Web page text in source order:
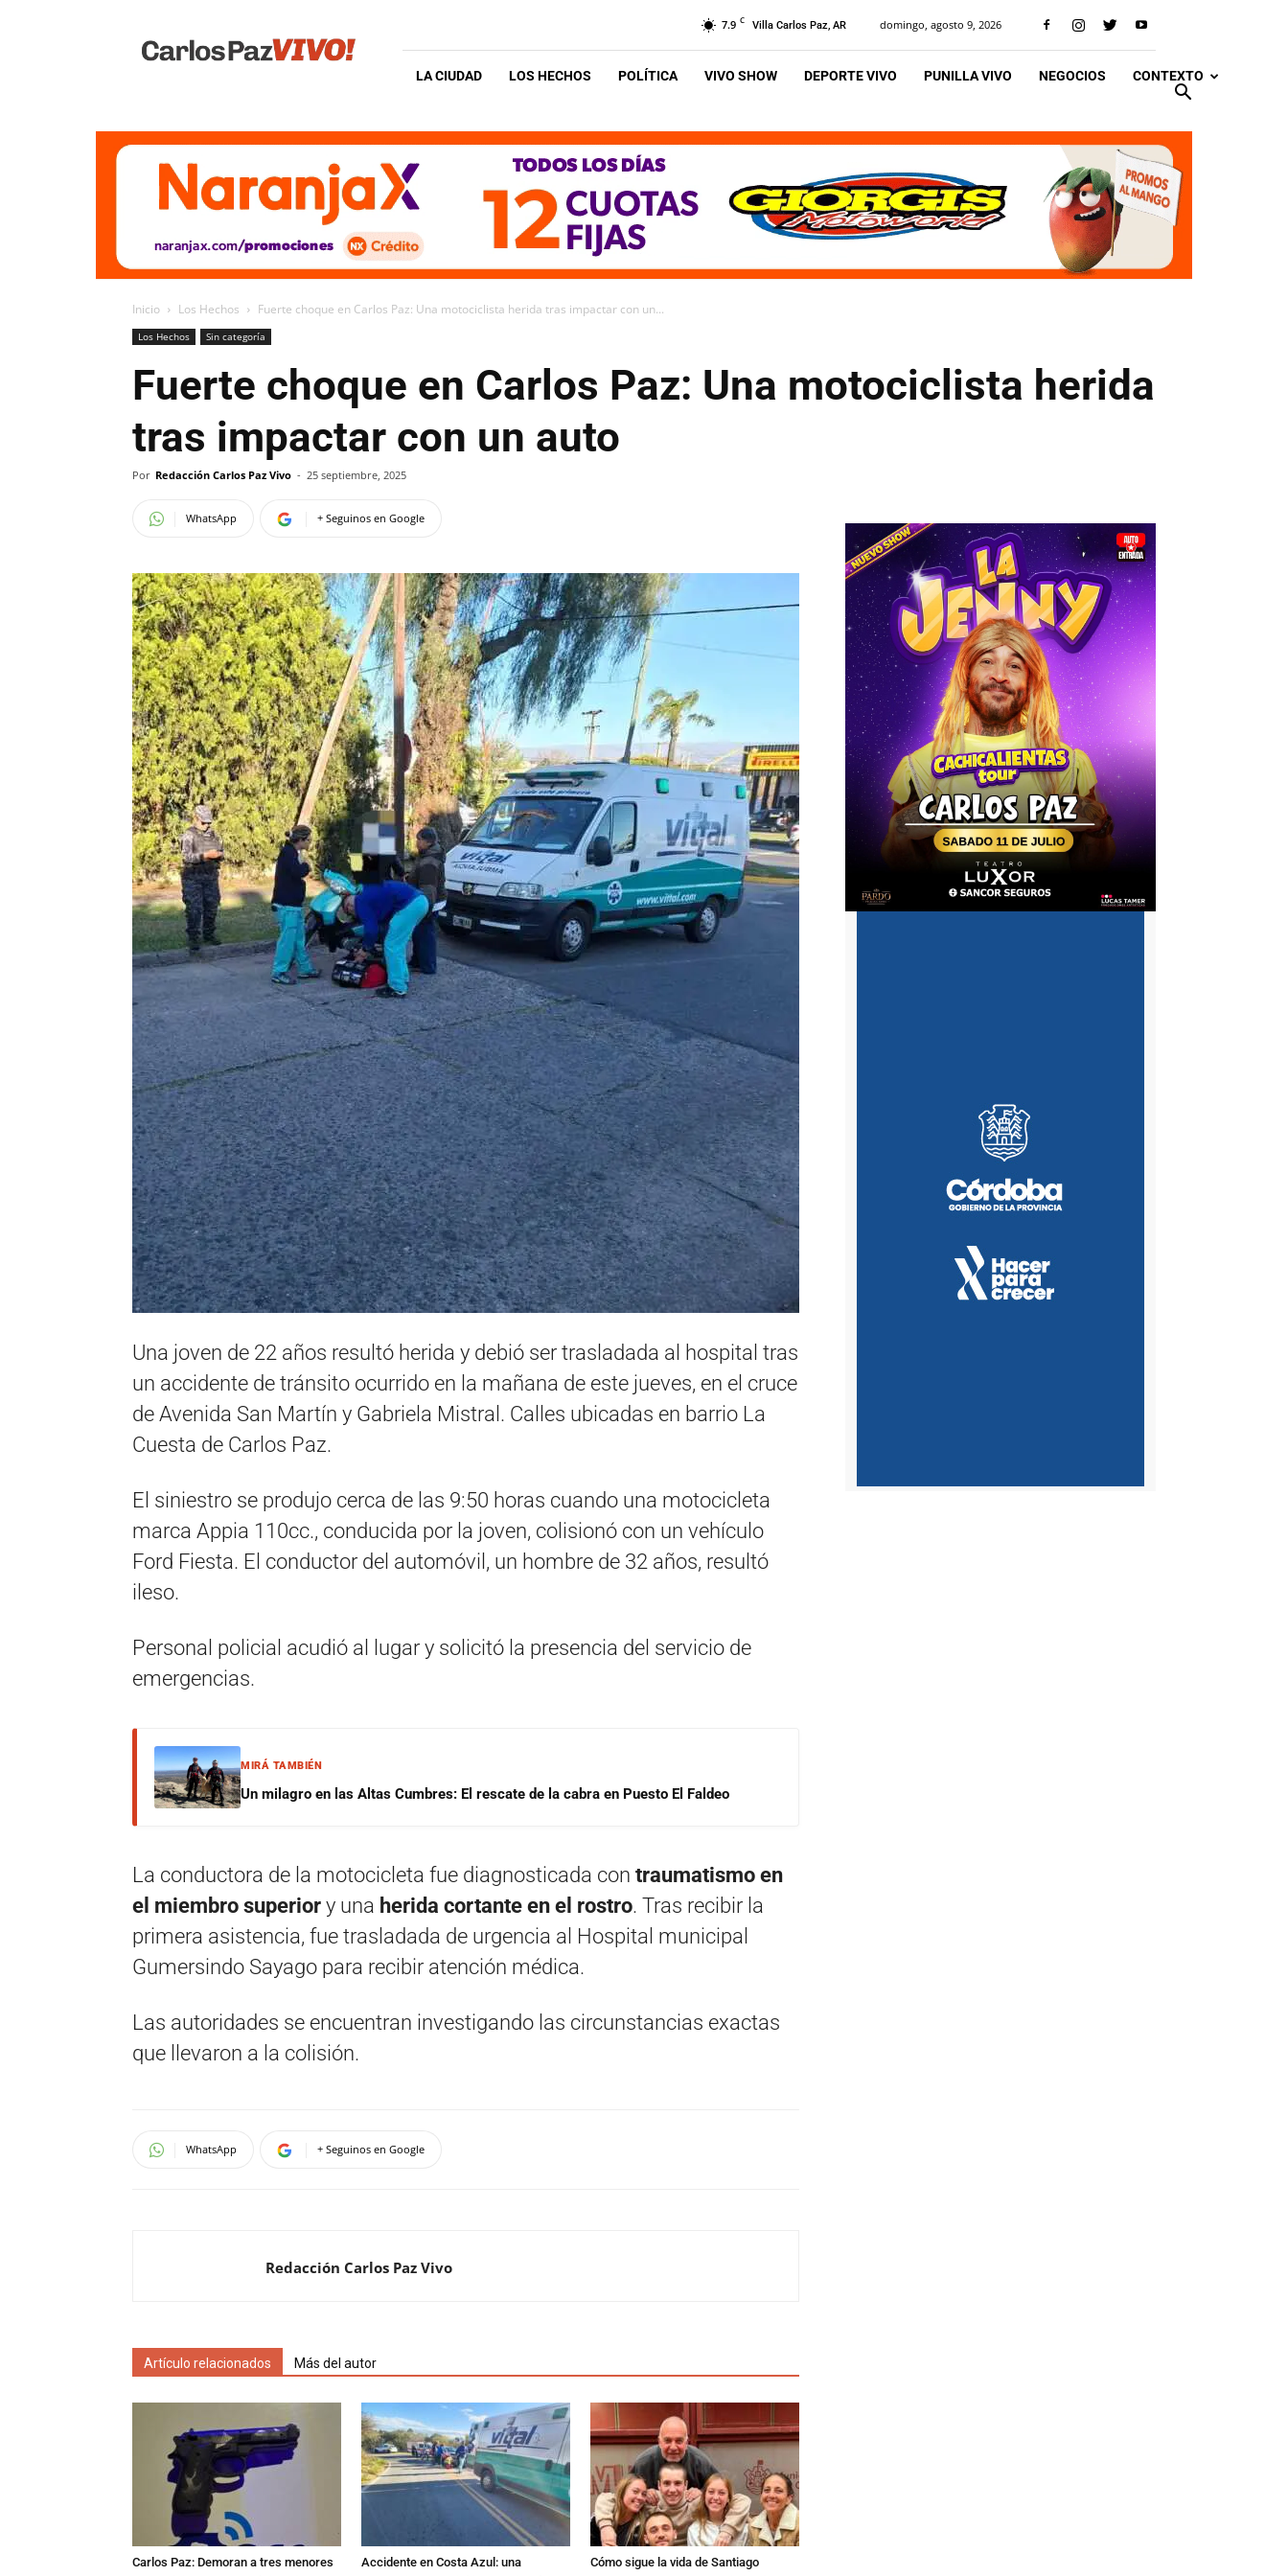
Vivo
7.9 C Villa Carlos Paz, AR domingo, agosto 9, 2026
LA CIUDAD LOS HECHOS POLÍTICA VIVO SHOW DEPORTE VIVO PUNILLA VIVO NEGOCIOS CONTEXTO
Inicio Los Hechos Fuerte choque en Carlos Paz: Una motociclista herida tras impactar con un...
Los Hechos Sin categoría
Fuerte choque en Carlos Paz: Una motociclista herida
tras impactar con un auto
Por Redacción Carlos Paz Vivo - 25 septiembre, 2025
WhatsApp + Seguinos en Google
Una joven de 22 años resultó herida y debió ser trasladada al hospital tras
un accidente de tránsito ocurrido en la mañana de este jueves, en el cruce
de Avenida San Martín y Gabriela Mistral. Calles ubicadas en barrio La
Cuesta de Carlos Paz.
El siniestro se produjo cerca de las 9:50 horas cuando una motocicleta
marca Appia 110cc., conducida por la joven, colisionó con un vehículo
Ford Fiesta. El conductor del automóvil, un hombre de 32 años, resultó
ileso.
Personal policial acudió al lugar y solicitó la presencia del servicio de
emergencias.
MIRÁ TAMBIÉN
Un milagro en las Altas Cumbres: El rescate de la cabra en Puesto El Faldeo
La conductora de la motocicleta fue diagnosticada con traumatismo en
el miembro superior y una herida cortante en el rostro. Tras recibir la
primera asistencia, fue trasladada de urgencia al Hospital municipal
Gumersindo Sayago para recibir atención médica.
Las autoridades se encuentran investigando las circunstancias exactas
que llevaron a la colisión.
WhatsApp + Seguinos en Google
Redacción Carlos Paz Vivo
Artículo relacionados Más del autor
Carlos Paz: Demoran a tres menores
Accidente en Costa Azul: una
Cómo sigue la vida de Santiago